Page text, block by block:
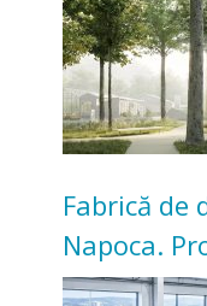
Fabrică de
Napoca.
înceapă în